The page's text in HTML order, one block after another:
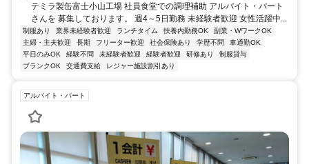
テミラ製缶富士小山工場 社員食堂での調理補助 アルバイト・パート
さんを 募集しております。 週4～5日勤務 未経験者歓迎 女性活躍中...
制服あり 業界未経験者歓迎 ランチタイム 扶養内勤務OK
副業・WワークOK
主婦・主夫歓迎
長期 フリーター歓迎 社会保険あり 学歴不問
車通勤OK
平日のみOK
経験不問 未経験者歓迎 経験者歓迎 研修あり
制服貸与
ブランクOK
交通費支給 レジャー施設割引あり
アルバイト・パート